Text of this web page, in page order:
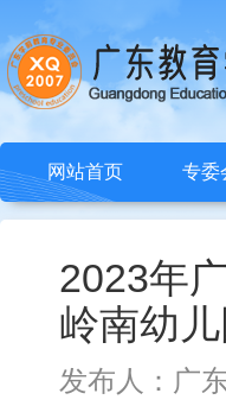
网站首页 专委
2023年
岭南幼
发布人：广